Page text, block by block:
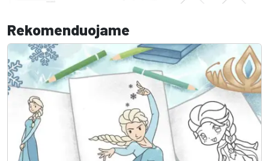
Rekomenduojame